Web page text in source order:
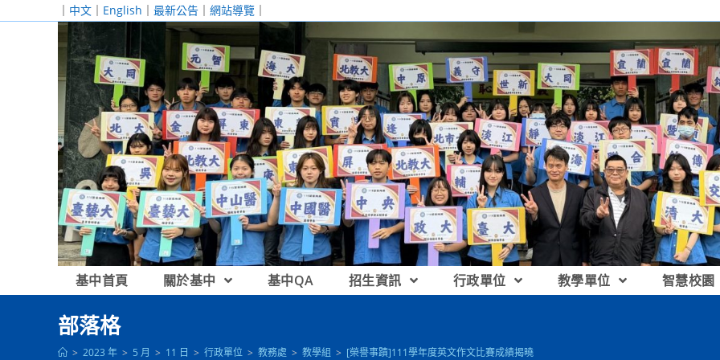
｜ 中文 ｜ English ｜ 最新公告 ｜ 網站導覽 ｜
基中首頁 關於基中 基中QA 招生資訊 行政單位 教學單位 智慧校園
部落格
> 2023 年 > 5 月 > 11 日 > 行政單位 > 教務處 > 教學組 > [榮譽事蹟]111學年度英文作文比賽成績揭曉